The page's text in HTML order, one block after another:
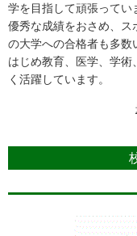
学を目指して頑張って
優秀な成績をおさめ、ス
の大学への合格者も多数
はじめ教育、医学、学
く活躍しています。